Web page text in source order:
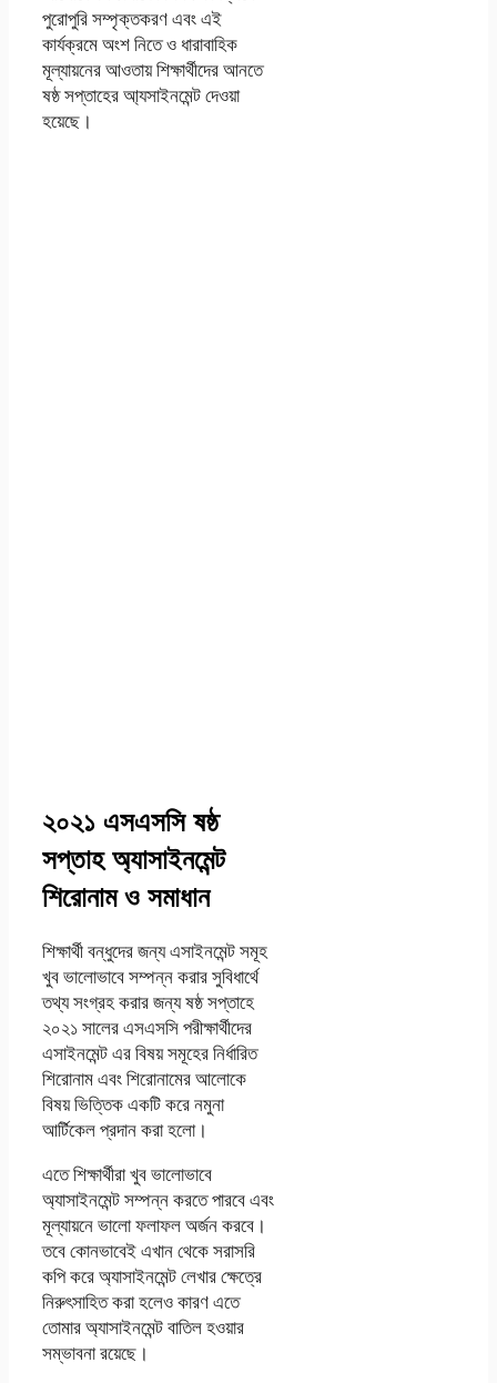
পুরোপুরি সম্পৃক্তকরণ এবং এই
কার্যক্রমে অংশ নিতে ও ধারাবাহিক
মূল্যায়নের আওতায় শিক্ষার্থীদের আনতে
ষষ্ঠ সপ্তাহের আ্যসাইনমেন্ট দেওয়া
হয়েছে।
২০২১ এসএসসি ষষ্ঠ
সপ্তাহ অ্যাসাইনমেন্ট
শিরোনাম ও সমাধান
শিক্ষার্থী বন্ধুদের জন্য এসাইনমেন্ট সমূহ
খুব ভালোভাবে সম্পন্ন করার সুবিধার্থে
তথ্য সংগ্রহ করার জন্য ষষ্ঠ সপ্তাহে
২০২১ সালের এসএসসি পরীক্ষার্থীদের
এসাইনমেন্ট এর বিষয় সমূহের নির্ধারিত
শিরোনাম এবং শিরোনামের আলোকে
বিষয় ভিত্তিক একটি করে নমুনা
আর্টিকেল প্রদান করা হলো।
এতে শিক্ষার্থীরা খুব ভালোভাবে
অ্যাসাইনমেন্ট সম্পন্ন করতে পারবে এবং
মূল্যায়নে ভালো ফলাফল অর্জন করবে।
তবে কোনভাবেই এখান থেকে সরাসরি
কপি করে অ্যাসাইনমেন্ট লেখার ক্ষেত্রে
নিরুৎসাহিত করা হলেও কারণ এতে
তোমার অ্যাসাইনমেন্ট বাতিল হওয়ার
সম্ভাবনা রয়েছে।